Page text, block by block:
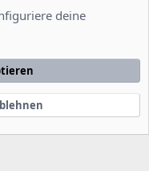
Ltd.
deine